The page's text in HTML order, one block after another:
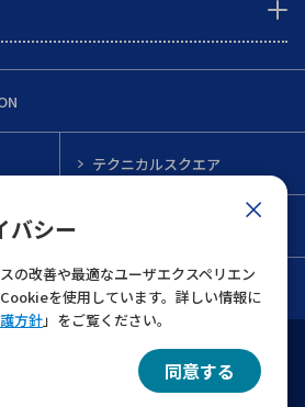
バシー
の改善や最適なユーザエクスペリエン
を使用しています。詳しい情報に
方針」をご覧ください。
同意する
テクニカルスクエア
個人情報保護について
CORPORATION All Rights Reserved.